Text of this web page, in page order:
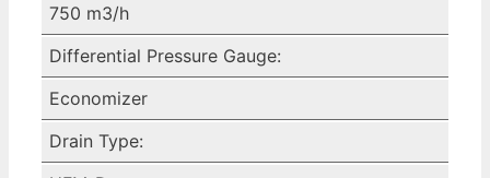
750 m3/h
Differential Pressure Gauge:
Economizer
Drain Type: